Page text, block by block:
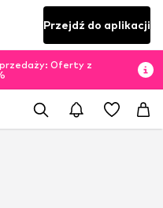
Przejdź do aplikacji
Oferty z